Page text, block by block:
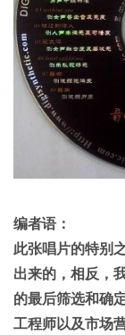
编者语：
此张唱片的特别
出来的，相反，
的最后筛选和确
工程师以及市场